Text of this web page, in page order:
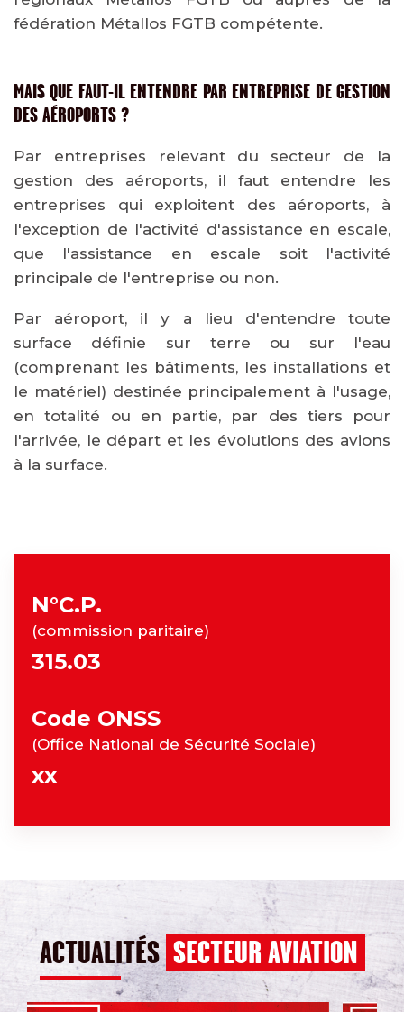
fédération Métallos FGTB compétente.
MAIS QUE FAUT-IL ENTENDRE PAR ENTREPRISE DE GESTION
DES AÉROPORTS ?
Par entreprises relevant du secteur de la
gestion des aéroports, il faut entendre les
entreprises qui exploitent des aéroports, à
l'exception de l'activité d'assistance en escale,
que l'assistance en escale soit l'activité
principale de l'entreprise ou non.
Par aéroport, il y a lieu d'entendre toute
surface définie sur terre ou sur l'eau
(comprenant les bâtiments, les installations et
le matériel) destinée principalement à l'usage,
en totalité ou en partie, par des tiers pour
l'arrivée, le départ et les évolutions des avions
à la surface.
N°C.P.
(commission paritaire)
315.03
Code ONSS
(Office National de Sécurité Sociale)
xx
ACTUALITÉS SECTEUR AVIATION